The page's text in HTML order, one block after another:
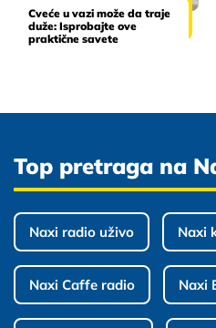
Cveće u vazi može da traje
duže: Isprobajte ove
praktične savete
Top pretraga na
Naxi radio uživo Naxi
Naxi Caffe radio Naxi